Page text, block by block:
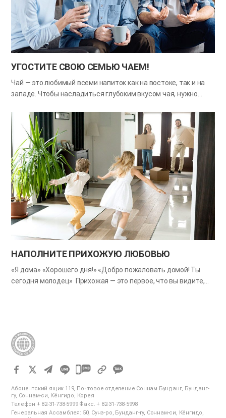
какую хотелось бы исправить и какую — приобрести, а затем
поделитесь этим с семьёй. И поддерживайте друг друга на
этом пути. Ведь именно маленькие шаги могут привести к
большим переменам! Советы Обсудите вместе, какие
привычки стоит изменить. Прислушайтесь к мнению семьи о
том, какие привычки вам лучше всего исправить.…
УГОСТИТЕ СВОЮ СЕМЬЮ ЧАЕМ!
Чай — это любимый всеми напиток как на востоке, так и на
западе. Чтобы насладиться глубоким вкусом чая, нужно
подготовки воды до разлития ее по чашкам. Поскольку для
приготовления чая необходимы время и усилия, то и
насладиться им можно медленно попивая и смакуя не
спеша. Иногда чай служит средством для общения между
людьми. За чашечкой чая разговорная атмосфера будет
создана сама по себе, и разговаривая можно узнать друг
друга получше. В этом месяце насладитесь чашечкой
ароматного чая в кругу любящей семьи. Угостите своих
родных чаем, словно дорогих гостей, и насладитесь
дружеским разговором. Потом ваши сердца будут излучать
приятные благоухания. Советы Приготовьте чай или кофе в
соответствии с предпочтениями вашей семьи. Налейте чай…
НАПОЛНИТЕ ПРИХОЖУЮ ЛЮБОВЬЮ
«Я дома» «Хорошего дня!» «Добро пожаловать домой! Ты
сегодня молодец» ​ Прихожая — это первое, что вы видите,
дома, но его роль совсем не мала. Когда вы провожаете или
встречаете семью с ободрением и поддержкой, прихожая
становится местом общения и гармонии, а не просто местом
для входа и выхода. Почему бы вам в этом месяце не
сопровождало счастье, когда они уходят или приходят?
СОВЕТЫ Разместите в прихожей фотографии своей
улыбающейся семьи. Разместите в прихожей ободряющие
카
오
톡
Абонентский ящик 119, Почтовое отделение Соннам Бунданг, Бунданг-
гу, Соннам-си, Кёнгидо, Корея
Телефон + 82-31-738-5999 Факс. + 82-31-738-5998
Генеральная Ассамблея: 50, Сунэ-ро, Бунданг-гу, Соннам-си, Кёнгидо,